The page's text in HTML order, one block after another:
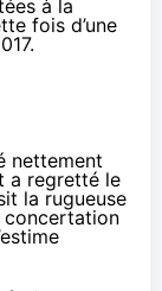
à la
fois d’une
nettement
a regretté le
la rugueuse
concertation